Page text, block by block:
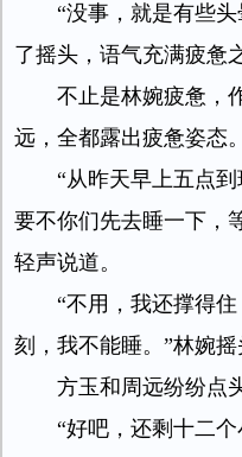
“没事，就是有些
了摇头，语气充满疲惫
不止是林婉疲惫，
远，全都露出疲惫姿态。
“从昨天早上五点
要不你们先去睡一下，
轻声说道。
“不用，我还撑得
刻，我不能睡。”林婉摇
方玉和周远纷纷点
“好吧，还剩十二